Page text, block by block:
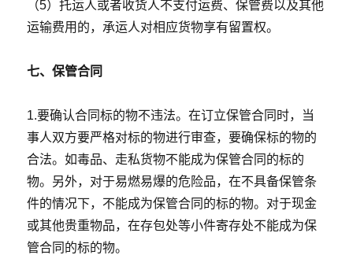
（5）托运人或者收货人不支付运费、保管费以及其他
运输费用的，承运人对相应货物享有留置权。
七、保管合同
1.要确认合同标的物不违法。在订立保管合同时，当
事人双方要严格对标的物进行审查，要确保标的物的
合法。如毒品、走私货物不能成为保管合同的标的
物。另外，对于易燃易爆的危险品，在不具备保管条
件的情况下，不能成为保管合同的标的物。对于现金
或其他贵重物品，在存包处等小件寄存处不能成为保
管合同的标的物。